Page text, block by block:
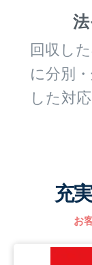
回収し
に分別
した対
充
お